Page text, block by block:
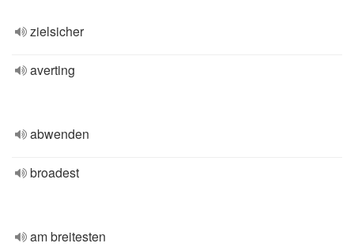
zielsicher
averting
abwenden
broadest
am breitesten